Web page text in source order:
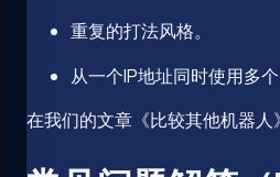
重复的打法风格。
从一个IP地址同时使用多个
在我们的文章《比较其他机器人